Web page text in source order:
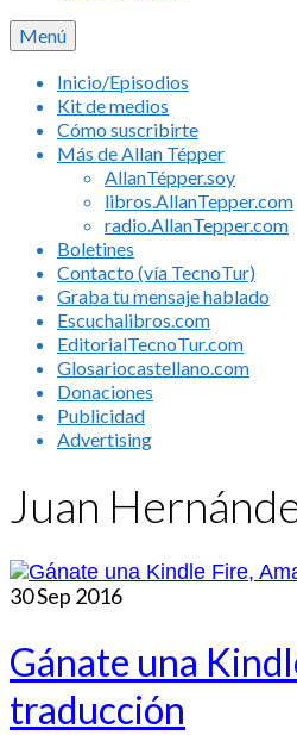
Menú
Inicio/Episodios
Kit de medios
Cómo suscribirte
Más de Allan Tépper
AllanTépper.soy
libros.AllanTepper.com
radio.AllanTepper.com
Boletines
Contacto (vía TecnoTur)
Graba tu mensaje hablado
Escuchalibros.com
EditorialTecnoTur.com
Glosariocastellano.com
Donaciones
Publicidad
Advertising
Juan
30Sep 2016
Gánate una
traducción